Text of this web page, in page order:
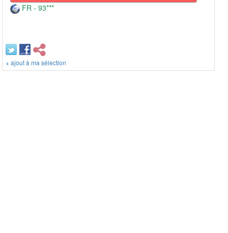
FR - 93***
+ ajout à ma sélection